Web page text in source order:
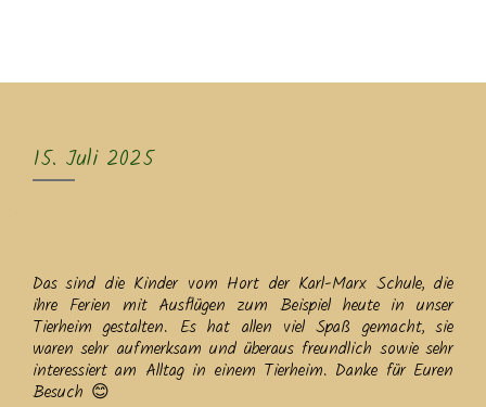
15. Juli 2025
Das sind die Kinder vom Hort der Karl-Marx Schule, die
ihre Ferien mit Ausflügen zum Beispiel heute in unser
Tierheim gestalten. Es hat allen viel Spaß gemacht, sie
waren sehr aufmerksam und überaus freundlich sowie sehr
interessiert am Alltag in einem Tierheim. Danke für Euren
Besuch 😊